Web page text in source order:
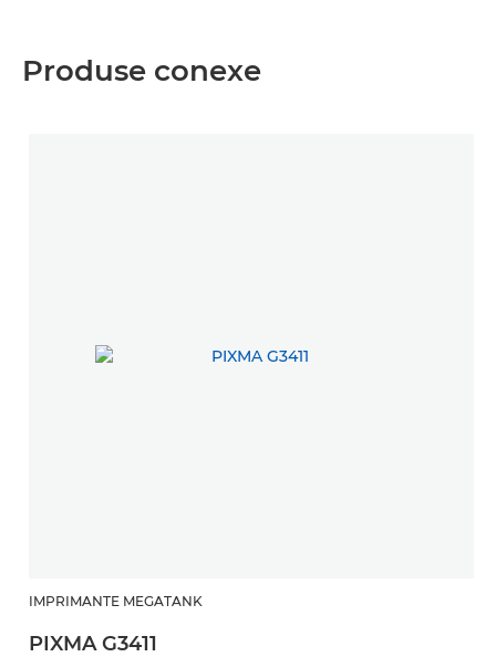
Produse conexe
IMPRIMANTE MEGATANK
PIXMA G3411